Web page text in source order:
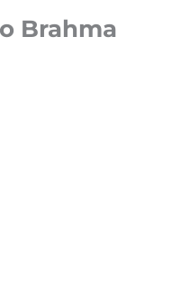
Brahma